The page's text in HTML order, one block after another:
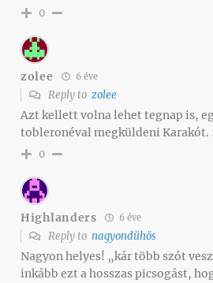
0
zolee 6 éve
Reply to zolee
Azt kellett volna lehet tegnap is,
tobleronéval megküldeni Karakót.
0
Highlanders 6 éve
Reply to nagyondühös
Nagyon helyes! „kár több szót
inkább ezt a hosszas picsogást,